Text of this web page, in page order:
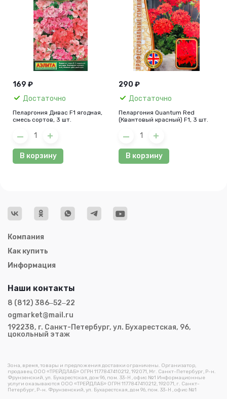
169 ₽
Достаточно
Пеларгония Дивас F1 ягодная,
смесь сортов, 3 шт.
В корзину
290 ₽
Достаточно
Пеларгония Quantum Red
(Квантовый красный) F1, 3 шт.
В корзину
Компания
Как купить
Информация
Зона, время, товары и предложения доставки ограничены. Организатор,
продавец ООО «ТРЕЙДЛАБ» ОГРН 1177847410212, 192071, Мг. Санкт-Петербург, Р-н.
Фрунзенский, ул. Бухарестская, дом 96, пом. 33-Н , офис №1 Информационные
услуги оказываются ООО «ТРЕЙДЛАБ» ОГРН 1177847410212, 192071, г. Санкт-
Петербург, Р-н. Фрунзенский, ул. Бухарестская, дом 96, пом. 33-Н , офис №1
Наши контакты
8 (812) 386‒52‒22
ogmarket@mail.ru
192238, г. Санкт-Петербург, ул. Бухарестская, 96,
цокольный этаж